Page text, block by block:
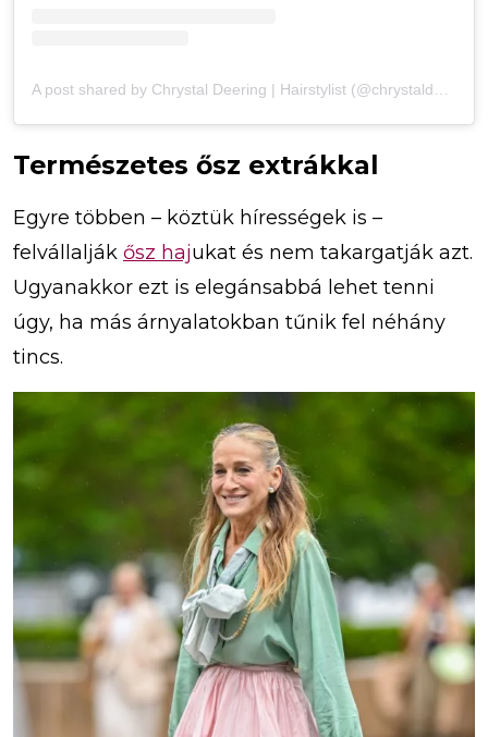
Természetes ősz extrákkal
Egyre többen – köztük hírességek is –
felvállalják ősz hajukat és nem takargatják azt.
Ugyanakkor ezt is elegánsabbá lehet tenni
úgy, ha más árnyalatokban tűnik fel néhány
tincs.